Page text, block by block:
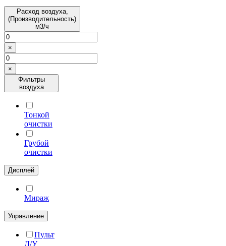
Расход воздуха,
(Производительность)
м3/ч
×
×
Фильтры
воздуха
Тонкой
очистки
Грубой
очистки
Дисплей
Мираж
Управление
Пульт
Д/У